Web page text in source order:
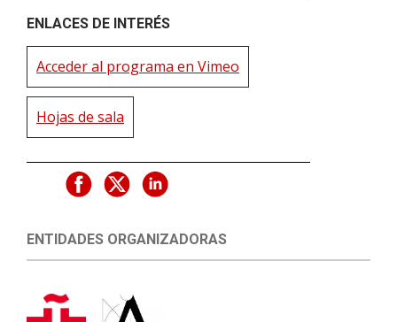
ENLACES DE INTERÉS
Acceder al programa en Vimeo
Hojas de sala
ENTIDADES ORGANIZADORAS